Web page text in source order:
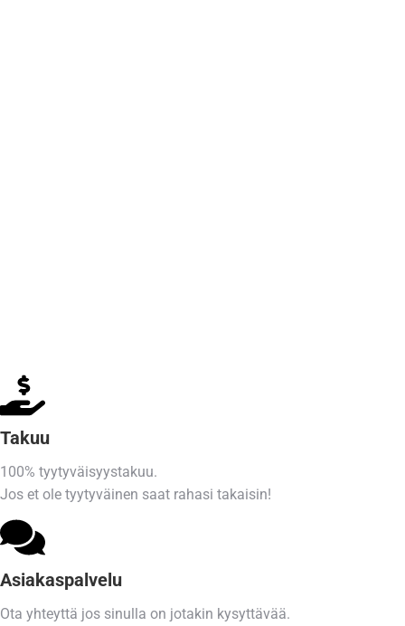
Takuu
100% tyytyväisyystakuu.
Jos et ole tyytyväinen saat rahasi takaisin!
Asiakaspalvelu
Ota yhteyttä jos sinulla on jotakin kysyttävää.